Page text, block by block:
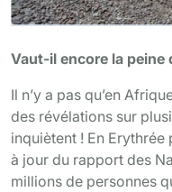
Vaut-il encore la peine
Il n’y a pas qu’en
des révélations sur
inquiètent ! En Erythrée
à jour du rapport des
millions de personnes